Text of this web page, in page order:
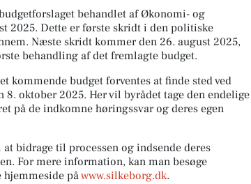
behandlet af Økonomi- og
2025. Dette er første skridt i den politiske
Næste skridt kommer den 26. august 2025,
behandling af det fremlagte budget.
kommende budget forventes at finde sted ved
8. oktober 2025. Her vil byrådet tage den endelige
på de indkomne høringssvar og deres egen
bidrage til processen og indsende deres
For mere information, kan man besøge
påwww.silkeborg.dk.